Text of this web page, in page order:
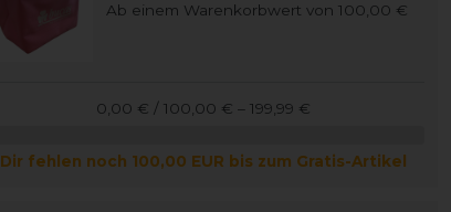
Ab einem Warenkorbwert von 100,00 €
0,00 € / 100,00 € – 199,99 €
Dir fehlen noch 100,00 EUR bis zum Gratis-Artikel